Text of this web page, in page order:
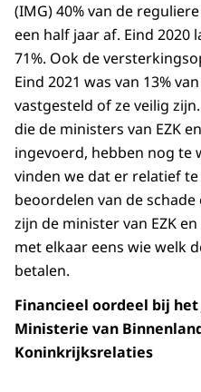
(IMG) 40% van de
een half jaar af. Eind 2020
71%. Ook de
Eind 2021 was van 13%
vastgesteld of ze veilig
die de ministers van EZK
ingevoerd, hebben nog te
vinden we dat er relatief
beoordelen van de
zijn de minister van EZK
met elkaar eens wie welk
betalen.
Financieel oordeel bij
Ministerie van
Koninkrijksrelaties